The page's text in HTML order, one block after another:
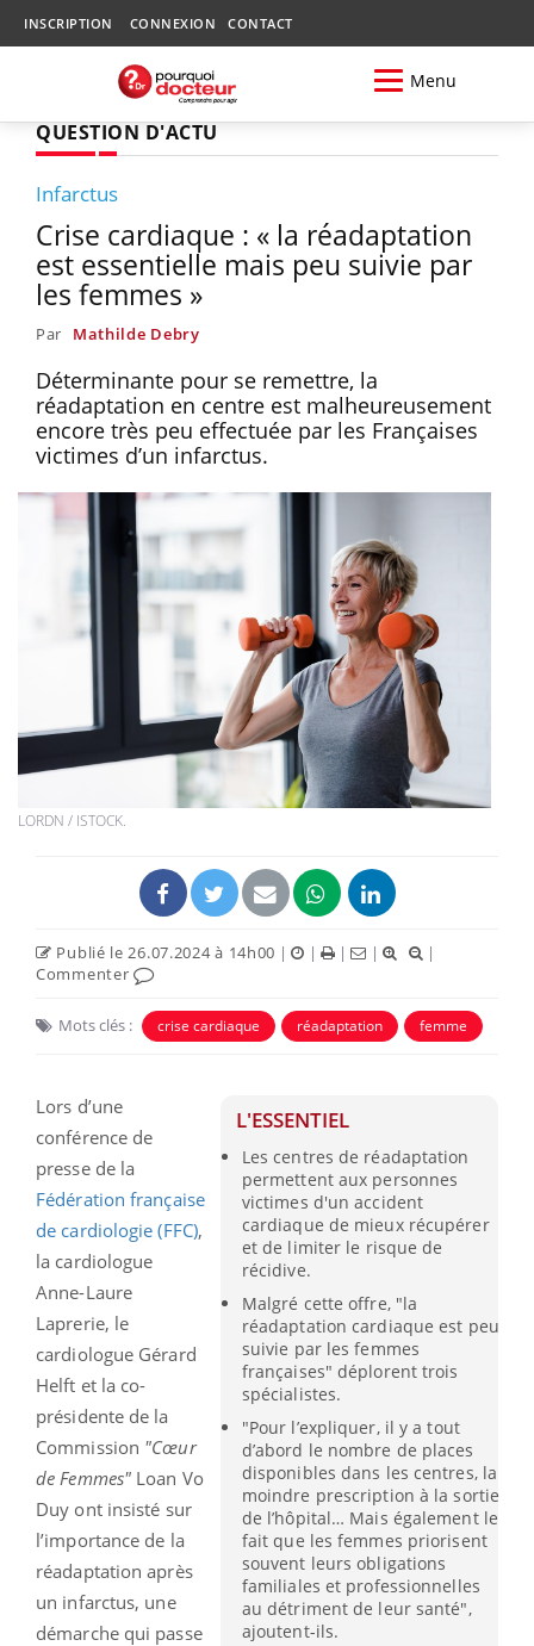
INSCRIPTION CONNEXION CONTACT
Menu
QUESTION D'ACTU
Infarctus
Crise cardiaque : « la réadaptation
est essentielle mais peu suivie par
les femmes »
Par Mathilde Debry
Déterminante pour se remettre, la
réadaptation en centre est malheureusement
encore très peu effectuée par les Françaises
victimes d’un infarctus.
LORDN / ISTOCK.
Publié le 26.07.2024 à 14h00 | | | |
|
Commenter
Mots clés : crise cardiaque réadaptation femme
L'ESSENTIEL
Les centres de réadaptation
permettent aux personnes
victimes d'un accident
cardiaque de mieux récupérer
et de limiter le risque de
récidive.
Malgré cette offre, "la
réadaptation cardiaque est peu
suivie par les femmes
françaises" déplorent trois
spécialistes.
"Pour l’expliquer, il y a tout
d’abord le nombre de places
disponibles dans les centres, la
moindre prescription à la sortie
de l’hôpital… Mais également le
fait que les femmes priorisent
souvent leurs obligations
familiales et professionnelles
au détriment de leur santé",
ajoutent-ils.
Lors d’une
conférence de
presse de la
Fédération française
de cardiologie (FFC),
la cardiologue
Anne-Laure
Laprerie, le
cardiologue Gérard
Helft et la co-
présidente de la
Commission "Cœur
de Femmes" Loan Vo
Duy ont insisté sur
l’importance de la
réadaptation après
un infarctus, une
démarche qui passe